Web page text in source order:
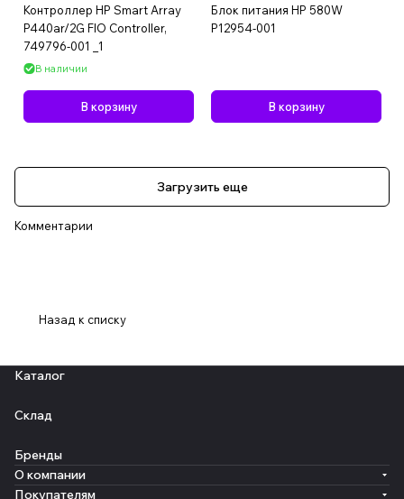
Контроллер HP Smart Array
P440ar/2G FIO Controller,
749796-001 _1
В наличии
В корзину
Блок питания HP 580W
P12954-001
В корзину
Загрузить еще
Комментарии
Назад к списку
Каталог
Склад
Бренды
О компании
Покупателям